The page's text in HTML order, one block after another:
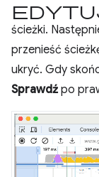
ścieżki.
przenieść
ukryć. Gdy
Sprawdź po